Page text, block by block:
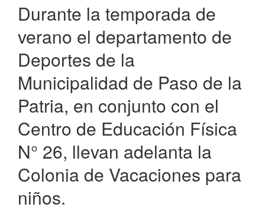
Durante la temporada de
verano el departamento de
Deportes de la
Municipalidad de Paso de la
Patria, en conjunto con el
Centro de Educación Física
N° 26, llevan adelanta la
Colonia de Vacaciones para
niños.